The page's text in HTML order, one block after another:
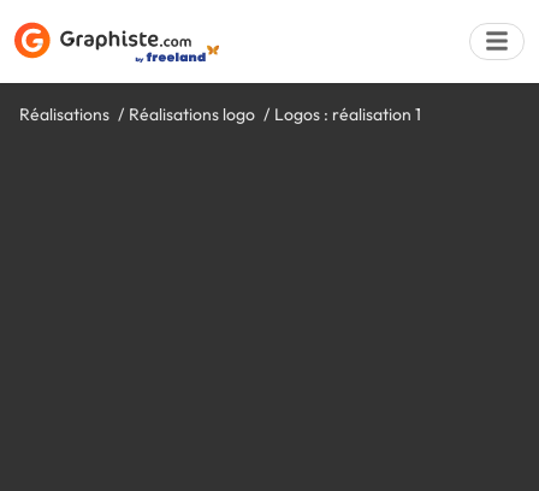
Réalisations Réalisations logo Logos : réalisation 1